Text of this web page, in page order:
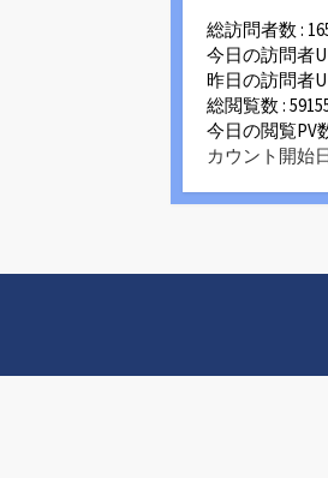
総訪問者数 :
今日の訪問者
昨日の訪問者
総閲覧数 :
今日の閲覧PV
カウント開始